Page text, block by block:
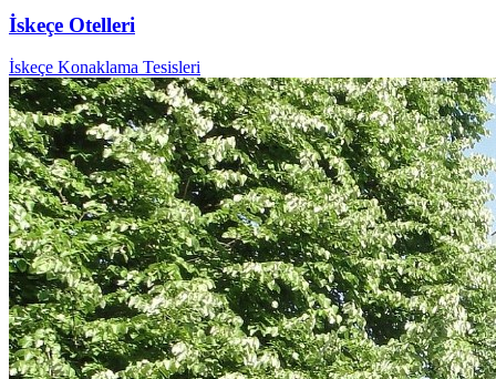
İskeçe Otelleri
İskeçe Konaklama Tesisleri